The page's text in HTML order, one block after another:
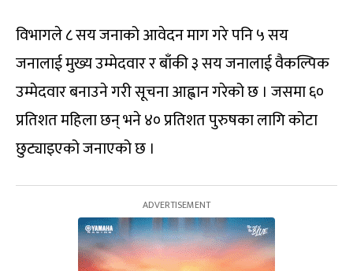
विभागले ८ सय जनाको आवेदन माग गरे पनि ५ सय
जनालाई मुख्य उम्मेदवार र बाँकी ३ सय जनालाई वैकल्पिक
उम्मेदवार बनाउने गरी सूचना आह्वान गरेको छ । जसमा ६०
प्रतिशत महिला छन् भने ४० प्रतिशत पुरुषका लागि कोटा
छुट्याइएको जनाएको छ ।